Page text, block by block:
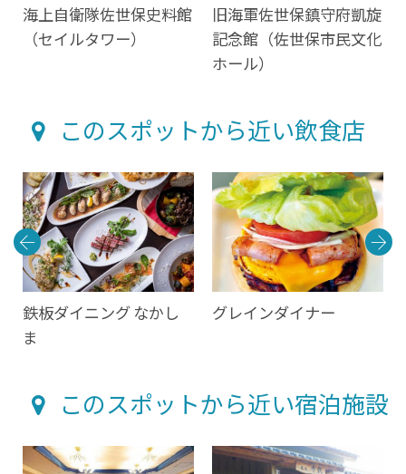
海上自衛隊佐世保史料館
（セイルタワー）
旧海軍佐世保鎮守府凱旋
記念館（佐世保市民文化
ホール）
このスポットから近い飲食店
鉄板ダイニング なかし
ま
グレインダイナー
このスポットから近い宿泊施設